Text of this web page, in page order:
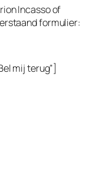
Incasso of
formulier:
mij terug”]